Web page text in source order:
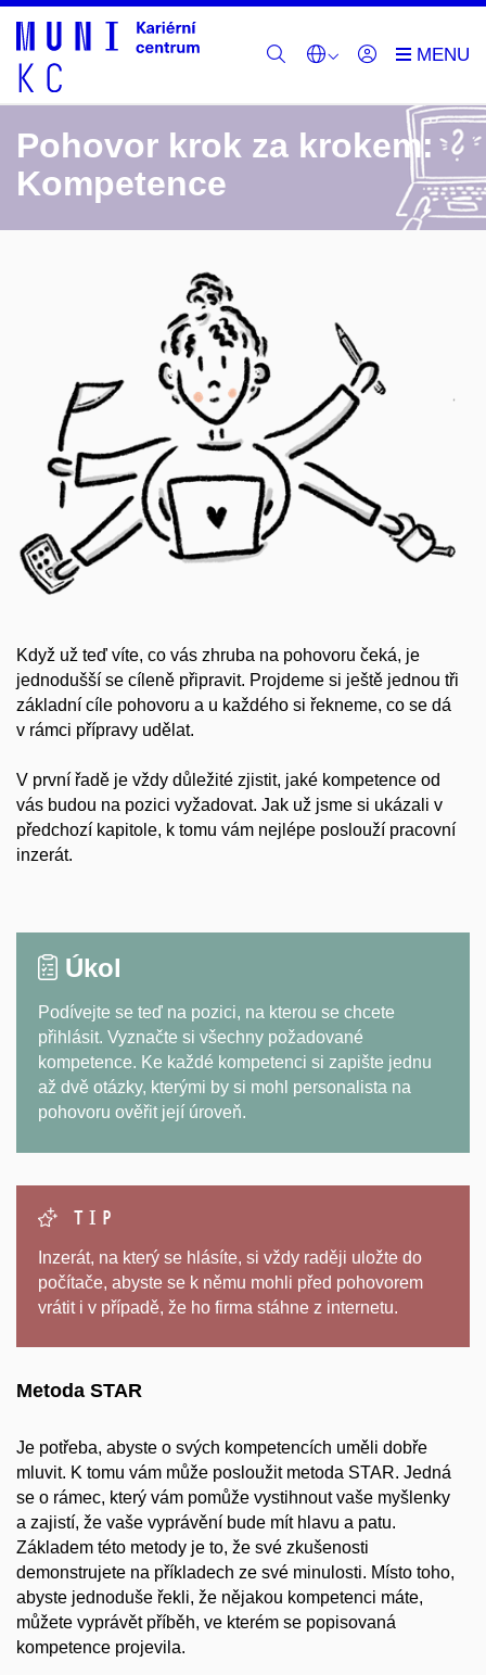
Pohovor krok za krokem:
Kompetence
Když už teď víte, co vás zhruba na pohovoru čeká, je
jednodušší se cíleně připravit. Projdeme si ještě jednou tři
základní cíle pohovoru a u každého si řekneme, co se dá
v rámci přípravy udělat.
V první řadě je vždy důležité zjistit, jaké kompetence od
vás budou na pozici vyžadovat. Jak už jsme si ukázali v
předchozí kapitole, k tomu vám nejlépe poslouží pracovní
inzerát.
Úkol
Podívejte se teď na pozici, na kterou se chcete
přihlásit. Vyznačte si všechny požadované
kompetence. Ke každé kompetenci si zapište jednu
až dvě otázky, kterými by si mohl personalista na
pohovoru ověřit její úroveň.
Tip
Inzerát, na který se hlásíte, si vždy raději uložte do
počítače, abyste se k němu mohli před pohovorem
vrátit i v případě, že ho firma stáhne z internetu.
Metoda STAR
Je potřeba, abyste o svých kompetencích uměli dobře
mluvit. K tomu vám může posloužit metoda STAR. Jedná
se o rámec, který vám pomůže vystihnout vaše myšlenky
a zajistí, že vaše vyprávění bude mít hlavu a patu.
Základem této metody je to, že své zkušenosti
demonstrujete na příkladech ze své minulosti. Místo toho,
abyste jednoduše řekli, že nějakou kompetenci máte,
můžete vyprávět příběh, ve kterém se popisovaná
kompetence projevila.